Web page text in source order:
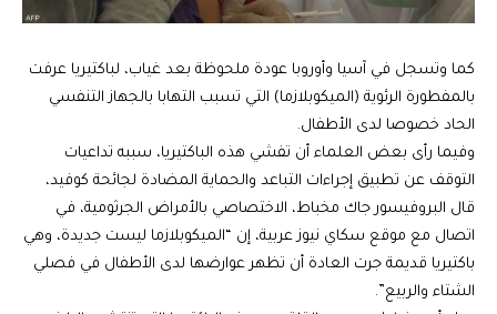
كما وتسجل في آسيا وأوروبا عودة ملحوظة بعد غياب، لباكتيريا عرفت
بالمفطورة الرئوية (الميكوبلازما) التي تسبب التهابا بالجهاز التنفسي
الحاد خصوصا لدى الأطفال.
وفيما رأى بعض العلماء أن تفشي هذه الباكتيريا، سببه تداعيات
التوقف عن تطبيق إجراءات التباعد والحماية المضادة لجائحة كوفيد،
قال البروفيسور جاك مخباط، الاختصاصي بالأمراض الجرثومية، في
اتصال مع موقع سكاي نيوز عربية، إن “الميكوبلازما ليست جديدة، وهي
باكتيريا قديمة جرت العادة أن تظهر عوارضها لدى الأطفال في فصلي
الشتاء والربيع”.